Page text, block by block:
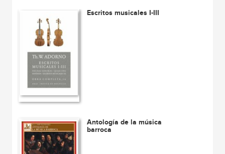
Escritos musicales I-III
Antología de la música
barroca